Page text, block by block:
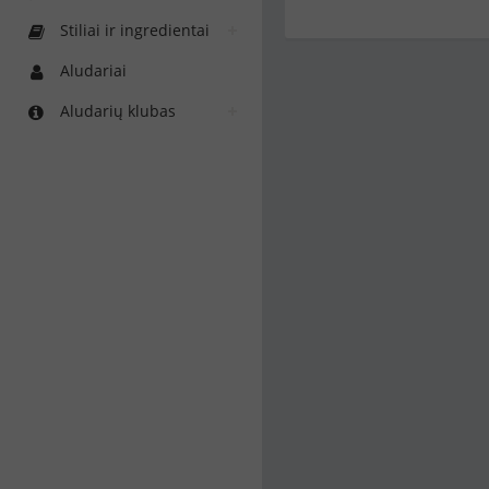
Stiliai ir ingredientai
Aludariai
Aludarių klubas